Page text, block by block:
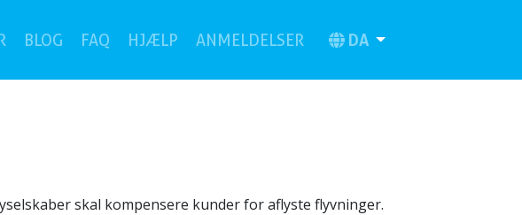
BLOG FAQ(current)
HJÆLP ANMELDELSER DA
skal kompensere kunder for aflyste flyvninger.